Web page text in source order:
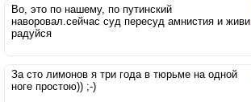
Во, это по нашему, по путинский
наворовал.сейчас суд пересуд амнистия и живи
радуйся
За сто лимонов я три года в тюрьме на одной
ноге простою)) ;-)